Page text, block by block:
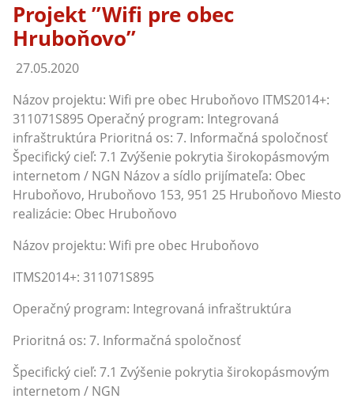
Projekt ’’Wifi pre obec
Hruboňovo’’
27.05.2020
Názov projektu: Wifi pre obec Hruboňovo ITMS2014+:
311071S895 Operačný program: Integrovaná
infraštruktúra Prioritná os: 7. Informačná spoločnosť
Špecifický cieľ: 7.1 Zvýšenie pokrytia širokopásmovým
internetom / NGN Názov a sídlo prijímateľa: Obec
Hruboňovo, Hruboňovo 153, 951 25 Hruboňovo Miesto
realizácie: Obec Hruboňovo
Názov projektu: Wifi pre obec Hruboňovo
ITMS2014+: 311071S895
Operačný program: Integrovaná infraštruktúra
Prioritná os: 7. Informačná spoločnosť
Špecifický cieľ: 7.1 Zvýšenie pokrytia širokopásmovým
internetom / NGN